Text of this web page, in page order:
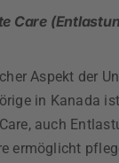
Care
Aspekt der
in Kanada
auch
ermöglicht